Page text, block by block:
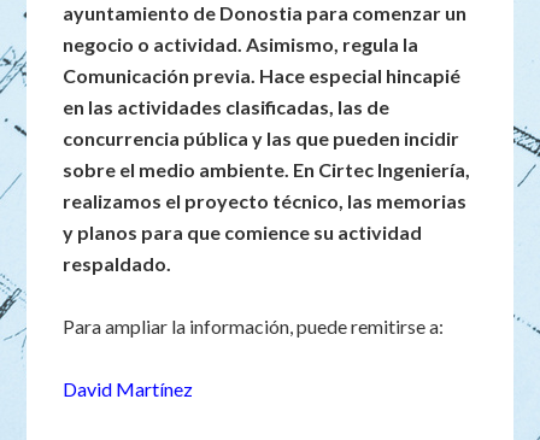
ayuntamiento de Donostia para comenzar un
negocio o actividad. Asimismo, regula la
Comunicación previa. Hace especial hincapié
en las actividades clasificadas, las de
concurrencia pública y las que pueden incidir
sobre el medio ambiente. En Cirtec Ingeniería,
realizamos el proyecto técnico, las memorias
y planos para que comience su actividad
respaldado.
Para ampliar la información, puede remitirse a:
David Martínez